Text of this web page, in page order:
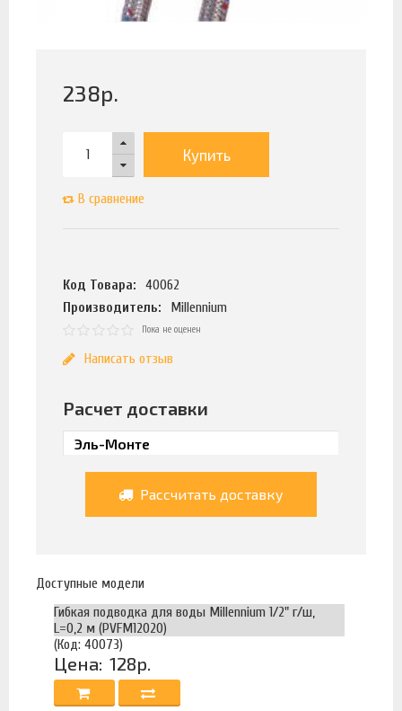
238р.
Купить
В сравнение
Код Товара:
40062
Производитель:
Millennium
Пока не оценен
Написать отзыв
Расчет доставки
Рассчитать доставку
Доступные модели
Гибкая подводка для воды Millennium 1/2" г/ш,
L=0,2 м (PVFM12020)
(Код: 40073)
Цена: 128р.